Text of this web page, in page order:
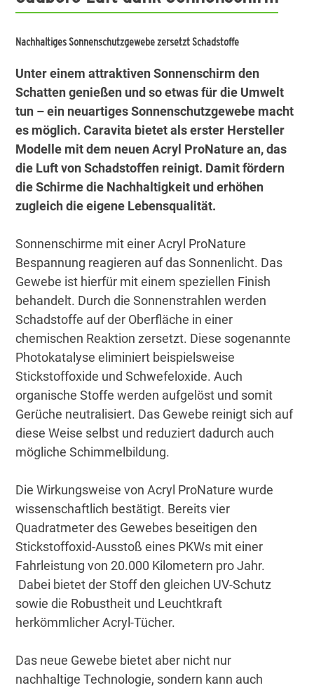
Nachhaltiges Sonnenschutzgewebe zersetzt Schadstoffe
Unter einem attraktiven Sonnenschirm den
Schatten genießen und so etwas für die Umwelt
tun – ein neuartiges Sonnenschutzgewebe macht
es möglich. Caravita bietet als erster Hersteller
Modelle mit dem neuen Acryl ProNature an, das
die Luft von Schadstoffen reinigt. Damit fördern
die Schirme die Nachhaltigkeit und erhöhen
zugleich die eigene Lebensqualität.
Sonnenschirme mit einer Acryl ProNature
Bespannung reagieren auf das Sonnenlicht. Das
Gewebe ist hierfür mit einem speziellen Finish
behandelt. Durch die Sonnenstrahlen werden
Schadstoffe auf der Oberfläche in einer
chemischen Reaktion zersetzt. Diese sogenannte
Photokatalyse eliminiert beispielsweise
Stickstoffoxide und Schwefeloxide. Auch
organische Stoffe werden aufgelöst und somit
Gerüche neutralisiert. Das Gewebe reinigt sich auf
diese Weise selbst und reduziert dadurch auch
mögliche Schimmelbildung.
Die Wirkungsweise von Acryl ProNature wurde
wissenschaftlich bestätigt. Bereits vier
Quadratmeter des Gewebes beseitigen den
Stickstoffoxid-Ausstoß eines PKWs mit einer
Fahrleistung von 20.000 Kilometern pro Jahr.
Dabei bietet der Stoff den gleichen UV-Schutz
sowie die Robustheit und Leuchtkraft
herkömmlicher Acryl-Tücher.
Das neue Gewebe bietet aber nicht nur
nachhaltige Technologie, sondern kann auch